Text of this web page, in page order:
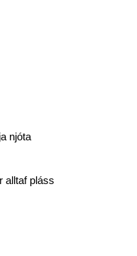
njóta
alltaf pláss